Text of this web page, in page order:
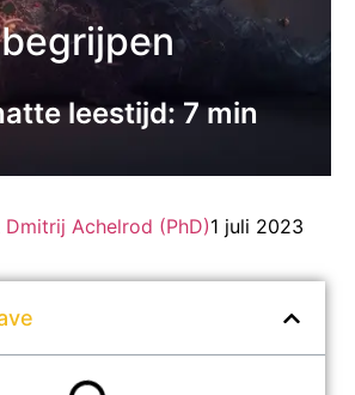
begrijpen
leestijd: 7 min
Dmitrij Achelrod (PhD)1 juli 2023